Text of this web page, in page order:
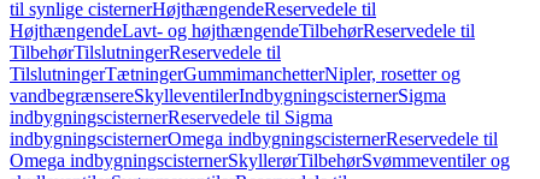
til synlige cisternerHøjthængendeReservedele til
HøjthængendeLavt- og højthængendeTilbehørReservedele til
TilbehørTilslutningerReservedele til
TilslutningerTætningerGummimanchetterNipler, rosetter og
vandbegrænsereSkylleventilerIndbygningscisternerSigma
indbygningscisternerReservedele til Sigma
indbygningscisternerOmega indbygningscisternerReservedele til
Omega indbygningscisternerSkyllerørTilbehørSvømmeventiler og